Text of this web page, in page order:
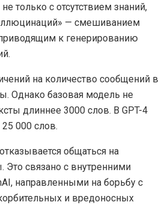
только с отсутствием знаний,
— смешиванием
к генерированию
на количество сообщений в
Однако базовая модель не
длиннее 3000 слов. В GPT-4
000 слов.
общаться на
связано с внутренними
направленными на борьбу с
и вредоносных